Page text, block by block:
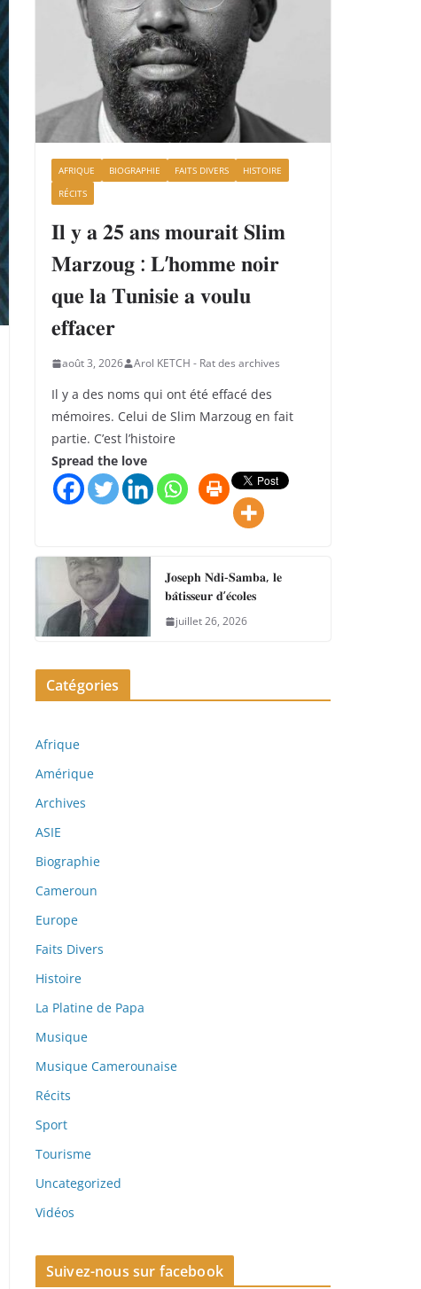
AFRIQUE BIOGRAPHIE FAITS DIVERS
HISTOIRE
RÉCITS
𝐈𝐥 𝐲 𝐚 𝟐𝟓 𝐚𝐧𝐬 𝐦𝐨𝐮𝐫𝐚𝐢𝐭 𝐒𝐥𝐢𝐦
𝐌𝐚𝐫𝐳𝐨𝐮𝐠 : 𝐋’𝐡𝐨𝐦𝐦𝐞 𝐧𝐨𝐢𝐫
𝐪𝐮𝐞 𝐥𝐚 𝐓𝐮𝐧𝐢𝐬𝐢𝐞 𝐚 𝐯𝐨𝐮𝐥𝐮
𝐞𝐟𝐟𝐚𝐜𝐞𝐫
août 3, 2026 Arol KETCH - Rat des archives
Il y a des noms qui ont été effacé des
mémoires. Celui de Slim Marzoug en fait
partie. C’est l’histoire
Spread the love
𝐉𝐨𝐬𝐞𝐩𝐡 𝐍𝐝𝐢-𝐒𝐚𝐦𝐛𝐚, 𝐥𝐞
𝐛𝐚̂𝐭𝐢𝐬𝐬𝐞𝐮𝐫 𝐝’𝐞́𝐜𝐨𝐥𝐞𝐬
juillet 26, 2026
Catégories
Afrique
Amérique
Archives
ASIE
Biographie
Cameroun
Europe
Faits Divers
Histoire
La Platine de Papa
Musique
Musique Camerounaise
Récits
Sport
Tourisme
Uncategorized
Vidéos
Suivez-nous sur facebook